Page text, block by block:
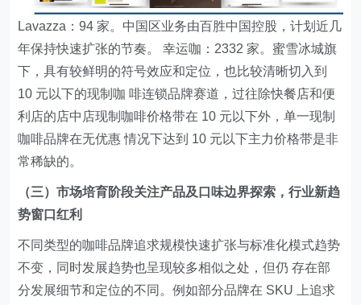
Lavazza：94 家。中国区业务由百胜中国控股，计划近几
年保持快速扩张的节奏。 幸运咖：2332 家。蜜雪冰城旗
下，具有较鲜明的符号效应和定位，也比较清晰切入到
10 元以下的现制咖 啡连锁品牌赛道，过往除快餐店和便
利店的店中店现制咖啡价格带在 10 元以下外，单一现制
咖啡品牌在无优惠 情况下达到 10 元以下主力价格带是非
常稀缺的。
（三）市场培育阶段关注产品及口味边界探索，行业新趋
势窗口红利
不同类型的咖啡品牌追求规模快速扩张与标准化模式趋势
不变，同时发展趋势也呈现较多相似之处，但仍 存在部
分发展细节和定位的不同。例如部分品牌在 SKU 上追求